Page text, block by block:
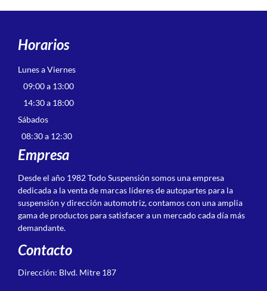
Horarios
Lunes a Viernes
09:00 a 13:00
14:30 a 18:00
Sábados
08:30 a 12:30
Empresa
Desde el año 1982 Todo Suspensión somos una empresa
dedicada a la venta de marcas líderes de autopartes para la
suspensión y dirección automotriz, contamos con una amplia
gama de productos para satisfacer a un mercado cada día más
demandante.
Contacto
Dirección: Blvd. Mitre 187